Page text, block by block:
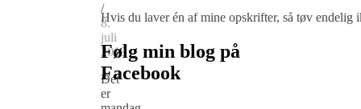
/
8.
juli
2019
Det
er
Hvis du laver én af mine opskrifter, så tøv endelig
Følg min blog på
Facebook